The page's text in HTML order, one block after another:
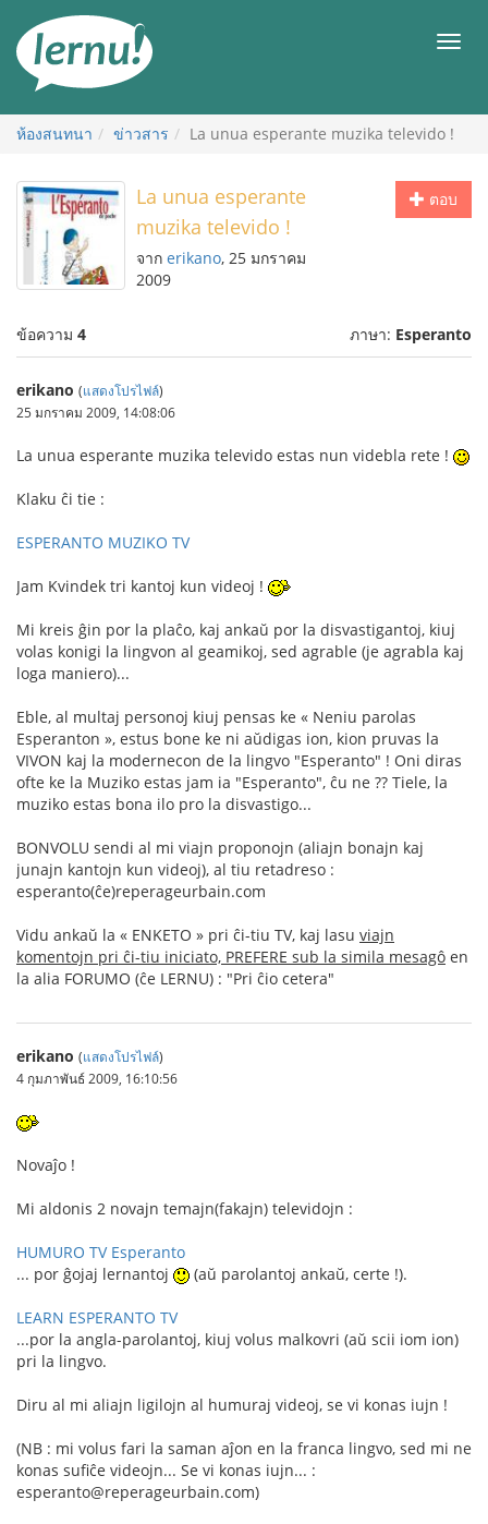
สารบัญ
เมนู
ห้องสนทนา ข่าวสาร La unua esperante muzika televido !
ตอบ
La unua esperante
muzika televido !
จาก erikano, 25 มกราคม
2009
ข้อความ 4 ภาษา: Esperanto
erikano (แสดงโปรไฟล์)
25 มกราคม 2009, 14:08:06
La unua esperante muzika televido estas nun videbla rete !
Klaku ĉi tie :
ESPERANTO MUZIKO TV
Jam Kvindek tri kantoj kun videoj !
Mi kreis ĝin por la plaĉo, kaj ankaŭ por la disvastigantoj, kiuj
volas konigi la lingvon al geamikoj, sed agrable (je agrabla kaj
loga maniero)...
Eble, al multaj personoj kiuj pensas ke « Neniu parolas
Esperanton », estus bone ke ni aŭdigas ion, kion pruvas la
VIVON kaj la modernecon de la lingvo "Esperanto" ! Oni diras
ofte ke la Muziko estas jam ia "Esperanto", ĉu ne ?? Tiele, la
muziko estas bona ilo pro la disvastigo...
BONVOLU sendi al mi viajn proponojn (aliajn bonajn kaj
junajn kantojn kun videoj), al tiu retadreso :
esperanto(ĉe)reperageurbain.com
Vidu ankaŭ la « ENKETO » pri ĉi-tiu TV, kaj lasu viajn
komentojn pri ĉi-tiu iniciato, PREFERE sub la simila mesagô en
la alia FORUMO (ĉe LERNU) : "Pri ĉio cetera"
erikano (แสดงโปรไฟล์)
4 กุมภาพันธ์ 2009, 16:10:56
Novaĵo !
Mi aldonis 2 novajn temajn(fakajn) televidojn :
HUMURO TV Esperanto
... por ĝojaj lernantoj
(aŭ parolantoj ankaŭ, certe !).
LEARN ESPERANTO TV
...por la angla-parolantoj, kiuj volus malkovri (aŭ scii iom ion)
pri la lingvo.
Diru al mi aliajn ligilojn al humuraj videoj, se vi konas iujn !
(NB : mi volus fari la saman aĵon en la franca lingvo, sed mi ne
konas sufiĉe videojn... Se vi konas iujn... :
esperanto@reperageurbain.com)